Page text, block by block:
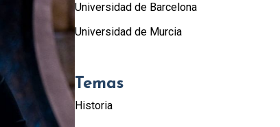
Universidad de Barcelona
Universidad de Murcia
Temas
Historia